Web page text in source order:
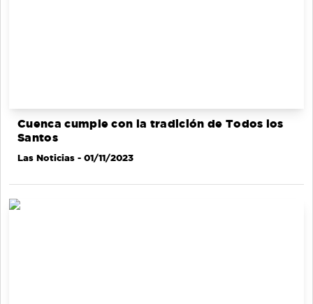
Cuenca cumple con la tradición de Todos los
Santos
Las Noticias - 01/11/2023